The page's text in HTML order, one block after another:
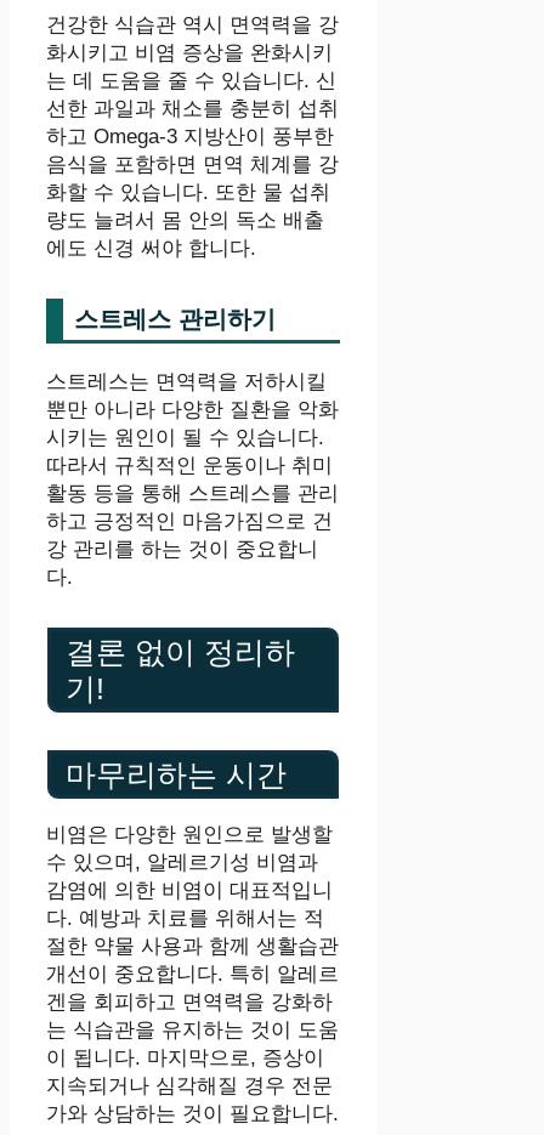
건강한 식습관 역시 면역력을 강
화시키고 비염 증상을 완화시키
는 데 도움을 줄 수 있습니다. 신
선한 과일과 채소를 충분히 섭취
하고 Omega-3 지방산이 풍부한
음식을 포함하면 면역 체계를 강
화할 수 있습니다. 또한 물 섭취
량도 늘려서 몸 안의 독소 배출
에도 신경 써야 합니다.
스트레스 관리하기
스트레스는 면역력을 저하시킬
뿐만 아니라 다양한 질환을 악화
시키는 원인이 될 수 있습니다.
따라서 규칙적인 운동이나 취미
활동 등을 통해 스트레스를 관리
하고 긍정적인 마음가짐으로 건
강 관리를 하는 것이 중요합니
다.
결론 없이 정리하
기!
마무리하는 시간
비염은 다양한 원인으로 발생할
수 있으며, 알레르기성 비염과
감염에 의한 비염이 대표적입니
다. 예방과 치료를 위해서는 적
절한 약물 사용과 함께 생활습관
개선이 중요합니다. 특히 알레르
겐을 회피하고 면역력을 강화하
는 식습관을 유지하는 것이 도움
이 됩니다. 마지막으로, 증상이
지속되거나 심각해질 경우 전문
가와 상담하는 것이 필요합니다.